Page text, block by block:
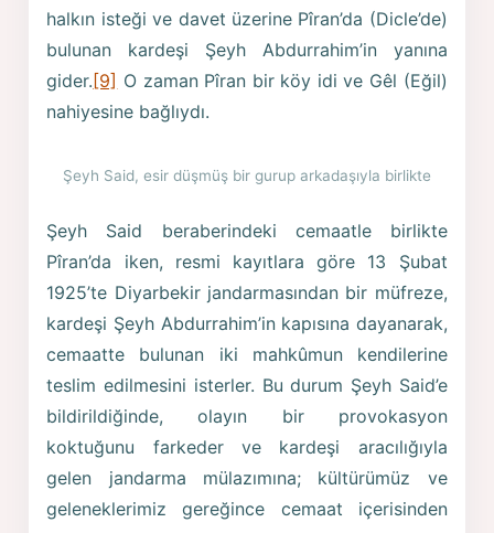
halkın isteği ve davet üzerine Pîran’da (Dicle’de)
bulunan kardeşi Şeyh Abdurrahim’in yanına
gider.[9] O zaman Pîran bir köy idi ve Gêl (Eğil)
nahiyesine bağlıydı.
Şeyh Said, esir düşmüş bir gurup arkadaşıyla birlikte
Şeyh Said beraberindeki cemaatle birlikte
Pîran’da iken, resmi kayıtlara göre 13 Şubat
1925’te Diyarbekir jandarmasından bir müfreze,
kardeşi Şeyh Abdurrahim’in kapısına dayanarak,
cemaatte bulunan iki mahkûmun kendilerine
teslim edilmesini isterler. Bu durum Şeyh Said’e
bildirildiğinde, olayın bir provokasyon
koktuğunu farkeder ve kardeşi aracılığıyla
gelen jandarma mülazımına; kültürümüz ve
geleneklerimiz gereğince cemaat içerisinden